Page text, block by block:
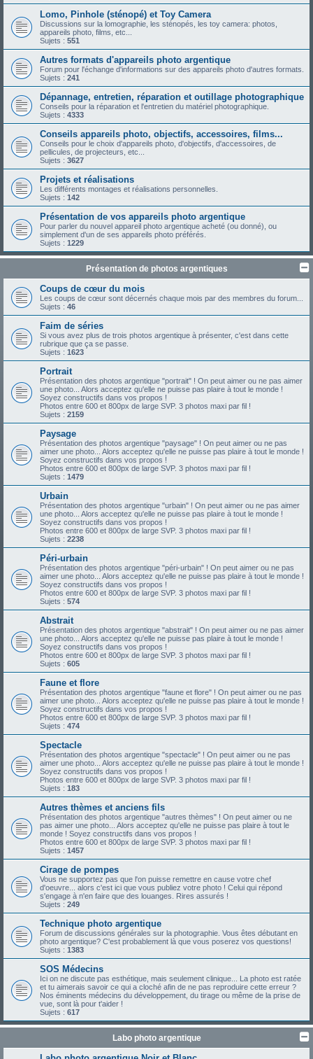
Lomo, Pinhole (sténopé) et Toy Camera
Discussions sur la lomographie, les sténopés, les toy camera: photos,
appareils photo, films, etc...
Sujets : 551
Autres formats d'appareils photo argentique
Forum pour l'échange d'informations sur des appareils photo d'autres formats.
Sujets : 241
Dépannage, entretien, réparation et outillage photographique
Conseils pour la réparation et l'entretien du matériel photographique.
Sujets : 4333
Conseils appareils photo, objectifs, accessoires, films...
Conseils pour le choix d'appareils photo, d'objectifs, d'accessoires, de
pellicules, de projecteurs, etc...
Sujets : 3627
Projets et réalisations
Les différents montages et réalisations personnelles.
Sujets : 142
Présentation de vos appareils photo argentique
Pour parler du nouvel appareil photo argentique acheté (ou donné), ou
simplement d'un de ses appareils photo préférés.
Sujets : 1229
Présentation de photos argentiques
Coups de cœur du mois
Les coups de cœur sont décernés chaque mois par des membres du forum...
Sujets : 46
Faim de séries
Si vous avez plus de trois photos argentique à présenter, c'est dans cette
rubrique que ça se passe.
Sujets : 1623
Portrait
Présentation des photos argentique "portrait" ! On peut aimer ou ne pas aimer
une photo... Alors acceptez qu'elle ne puisse pas plaire à tout le monde !
Soyez constructifs dans vos propos !
Photos entre 600 et 800px de large SVP. 3 photos maxi par fil !
Sujets : 2159
Paysage
Présentation des photos argentique "paysage" ! On peut aimer ou ne pas
aimer une photo... Alors acceptez qu'elle ne puisse pas plaire à tout le monde !
Soyez constructifs dans vos propos !
Photos entre 600 et 800px de large SVP. 3 photos maxi par fil !
Sujets : 1479
Urbain
Présentation des photos argentique "urbain" ! On peut aimer ou ne pas aimer
une photo... Alors acceptez qu'elle ne puisse pas plaire à tout le monde !
Soyez constructifs dans vos propos !
Photos entre 600 et 800px de large SVP. 3 photos maxi par fil !
Sujets : 2238
Péri-urbain
Présentation des photos argentique "péri-urbain" ! On peut aimer ou ne pas
aimer une photo... Alors acceptez qu'elle ne puisse pas plaire à tout le monde !
Soyez constructifs dans vos propos !
Photos entre 600 et 800px de large SVP. 3 photos maxi par fil !
Sujets : 574
Abstrait
Présentation des photos argentique "abstrait" ! On peut aimer ou ne pas aimer
une photo... Alors acceptez qu'elle ne puisse pas plaire à tout le monde !
Soyez constructifs dans vos propos !
Photos entre 600 et 800px de large SVP. 3 photos maxi par fil !
Sujets : 605
Faune et flore
Présentation des photos argentique "faune et flore" ! On peut aimer ou ne pas
aimer une photo... Alors acceptez qu'elle ne puisse pas plaire à tout le monde !
Soyez constructifs dans vos propos !
Photos entre 600 et 800px de large SVP. 3 photos maxi par fil !
Sujets : 474
Spectacle
Présentation des photos argentique "spectacle" ! On peut aimer ou ne pas
aimer une photo... Alors acceptez qu'elle ne puisse pas plaire à tout le monde !
Soyez constructifs dans vos propos !
Photos entre 600 et 800px de large SVP. 3 photos maxi par fil !
Sujets : 183
Autres thèmes et anciens fils
Présentation des photos argentique "autres thèmes" ! On peut aimer ou ne
pas aimer une photo... Alors acceptez qu'elle ne puisse pas plaire à tout le
monde ! Soyez constructifs dans vos propos !
Photos entre 600 et 800px de large SVP. 3 photos maxi par fil !
Sujets : 1457
Cirage de pompes
Vous ne supportez pas que l'on puisse remettre en cause votre chef
d'oeuvre... alors c'est ici que vous publiez votre photo ! Celui qui répond
s'engage à n'en faire que des louanges. Rires assurés !
Sujets : 249
Technique photo argentique
Forum de discussions générales sur la photographie. Vous êtes débutant en
photo argentique? C'est probablement là que vous poserez vos questions!
Sujets : 1383
SOS Médecins
Ici on ne discute pas esthétique, mais seulement clinique... La photo est ratée
et tu aimerais savoir ce qui a cloché afin de ne pas reproduire cette erreur ?
Nos éminents médecins du développement, du tirage ou même de la prise de
vue, sont là pour t'aider !
Sujets : 617
Labo photo argentique